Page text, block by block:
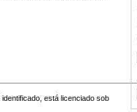
está licenciado sob